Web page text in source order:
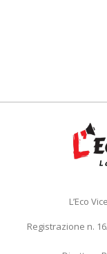
L’Eco
Registrazione n.